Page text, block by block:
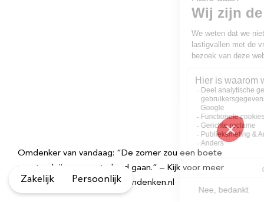
Omdenker van vandaag: “De zomer zou een boete
moeten krijgen voor te hard gaan.” – Kijk voor meer
inspirerende spreuken op Omdenken.nl
Zakelijk Persoonlijk